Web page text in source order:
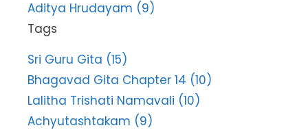
Aditya Hrudayam (9)
Tags
Sri Guru Gita (15)
Bhagavad Gita Chapter 14 (10)
Lalitha Trishati Namavali (10)
Achyutashtakam (9)